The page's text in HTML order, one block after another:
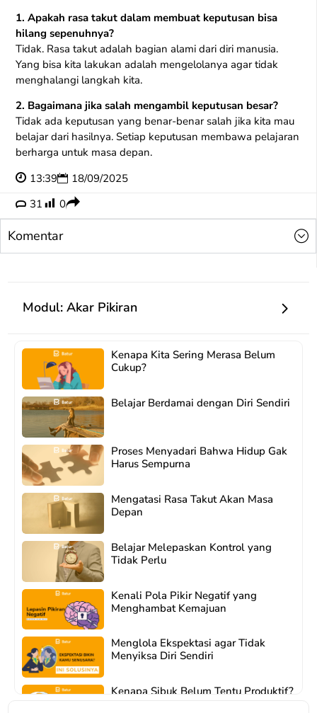
1. Apakah rasa takut dalam membuat keputusan bisa
hilang sepenuhnya?
Tidak. Rasa takut adalah bagian alami dari diri manusia.
Yang bisa kita lakukan adalah mengelolanya agar tidak
menghalangi langkah kita.
2. Bagaimana jika salah mengambil keputusan besar?
Tidak ada keputusan yang benar-benar salah jika kita mau
belajar dari hasilnya. Setiap keputusan membawa pelajaran
berharga untuk masa depan.
13:39
18/09/2025
31
0
Komentar
Modul: Akar Pikiran
Kenapa Kita Sering Merasa Belum
Cukup?
Belajar Berdamai dengan Diri Sendiri
Proses Menyadari Bahwa Hidup Gak
Harus Sempurna
Mengatasi Rasa Takut Akan Masa
Depan
Belajar Melepaskan Kontrol yang
Tidak Perlu
Kenali Pola Pikir Negatif yang
Menghambat Kemajuan
Menglola Ekspektasi agar Tidak
Menyiksa Diri Sendiri
Kenapa Sibuk Belum Tentu Produktif?